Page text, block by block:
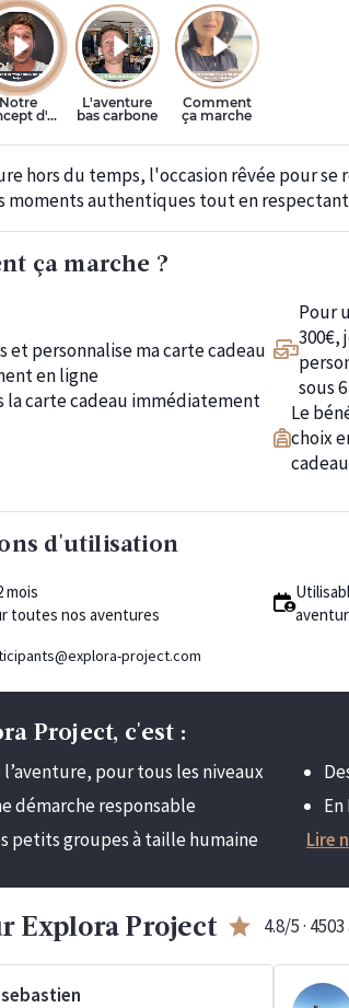
hors du temps, l'occasion rêvée pour se
moments authentiques tout en
ça marche ?
et personnalise ma carte cadeau
en ligne
la carte cadeau immédiatement
Pour
300€,
sous
Le
choix
cadeau
d'utilisation
mois
toutes nos aventures
project.com
Project, c'est :
l’aventure, pour tous les niveaux
démarche responsable
petits groupes à taille humaine
Lire
Explora Project star 4.8/5 ·
sebastien